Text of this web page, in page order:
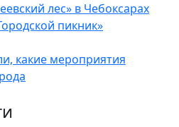
лес» в Чебоксарах
пикник»
какие мероприятия